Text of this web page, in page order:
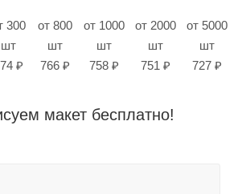
300
шт
₽
от 800
шт
766 ₽
от 1000
шт
758 ₽
от 2000
шт
751 ₽
от 5000
шт
727 ₽
макет бесплатно!